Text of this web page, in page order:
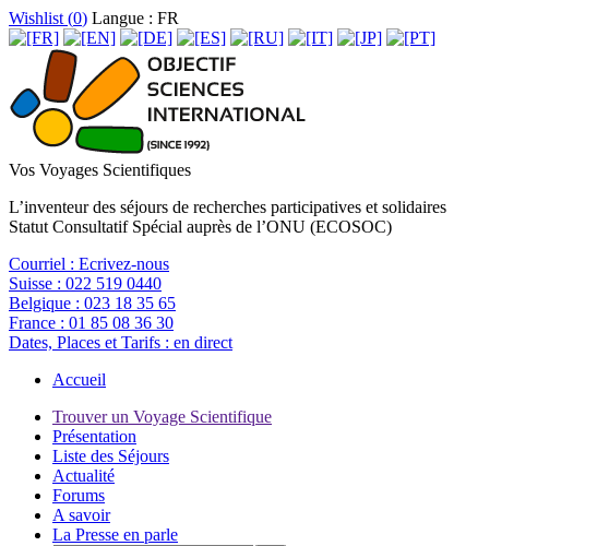
Wishlist (0) Langue : FR
Vos Voyages Scientifiques
L’inventeur des séjours de recherches participatives et solidaires
Statut Consultatif Spécial auprès de l’ONU (ECOSOC)
Courriel : Ecrivez-nous
Suisse : 022 519 0440
Belgique : 023 18 35 65
France : 01 85 08 36 30
Dates, Places et Tarifs : en direct
Accueil
Trouver un Voyage Scientifique
Présentation
Liste des Séjours
Actualité
Forums
A savoir
La Presse en parle